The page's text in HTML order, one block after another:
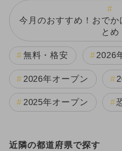
今月のおすすめ！おでか
とめ
無料・格安 2026
2026年オープン
2025年オープン
週末イベント関東パック
近隣の都道府県で探す